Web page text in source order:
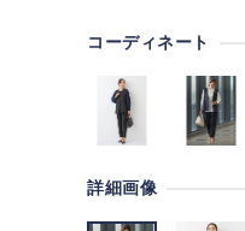
コーディネート
詳細画像